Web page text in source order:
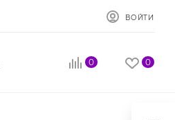
ВОЙТИ
0 0